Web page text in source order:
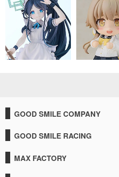
GOOD SMILE COMPANY
GOOD SMILE RACING
MAX FACTORY